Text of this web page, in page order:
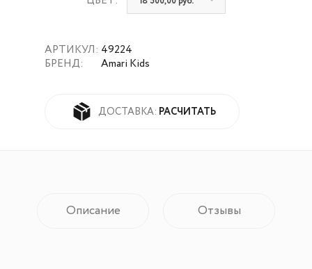
АРТИКУЛ:
БРЕНД:
49224
Amari Kids
ДОСТАВКА: РАСЧИТАТЬ
Описание Отзывы